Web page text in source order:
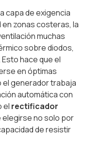
capa de exigencia
en zonas costeras, la
muchas
sobre diodos,
hace que el
en óptimas
generador trabaja
automática con
el rectificador
elegirse no solo por
de resistir